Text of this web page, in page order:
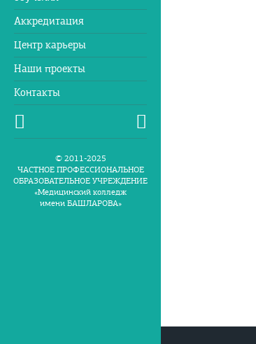
Аккредитация
Центр карьеры
Наши проекты
Контакты
© 2011-2025
ЧАСТНОЕ ПРОФЕССИОНАЛЬНОЕ
ОБРАЗОВАТЕЛЬНОЕ УЧРЕЖДЕНИЕ
«Медицинский колледж
имени БАШЛАРОВА»